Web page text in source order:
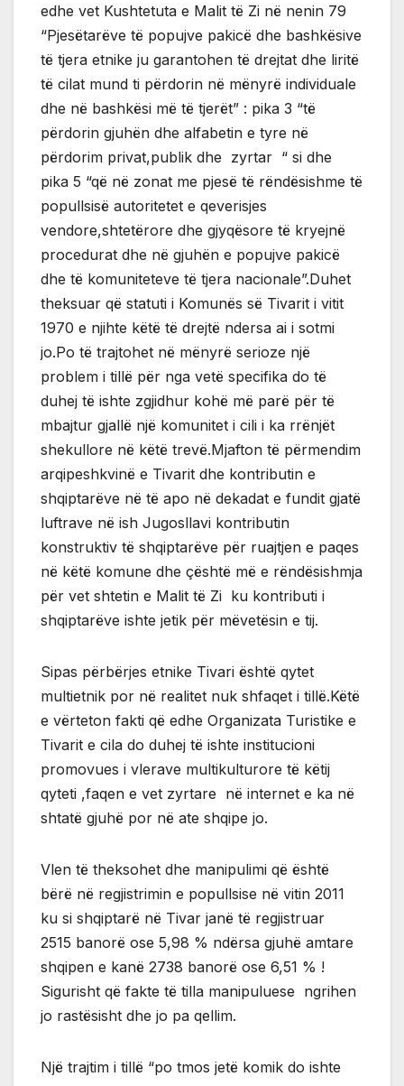
edhe vet Kushtetuta e Malit të Zi në nenin 79
“Pjesëtarëve të popujve pakicë dhe bashkësive
të tjera etnike ju garantohen të drejtat dhe liritë
të cilat mund ti përdorin në mënyrë individuale
dhe në bashkësi më të tjerët” : pika 3 “të
përdorin gjuhën dhe alfabetin e tyre në
përdorim privat,publik dhe zyrtar “ si dhe
pika 5 “që në zonat me pjesë të rëndësishme të
popullsisë autoritetet e qeverisjes
vendore,shtetërore dhe gjyqësore të kryejnë
procedurat dhe në gjuhën e popujve pakicë
dhe të komuniteteve të tjera nacionale”.Duhet
theksuar që statuti i Komunës së Tivarit i vitit
1970 e njihte këtë të drejtë ndersa ai i sotmi
jo.Po të trajtohet në mënyrë serioze një
problem i tillë për nga vetë specifika do të
duhej të ishte zgjidhur kohë më parë për të
mbajtur gjallë një komunitet i cili i ka rrënjët
shekullore në këtë trevë.Mjafton të përmendim
arqipeshkvinë e Tivarit dhe kontributin e
shqiptarëve në të apo në dekadat e fundit gjatë
luftrave në ish Jugosllavi kontributin
konstruktiv të shqiptarëve për ruajtjen e paqes
në këtë komune dhe çështë më e rëndësishmja
për vet shtetin e Malit të Zi ku kontributi i
shqiptarëve ishte jetik për mëvetësin e tij.
Sipas përbërjes etnike Tivari është qytet
multietnik por në realitet nuk shfaqet i tillë.Këtë
e vërteton fakti që edhe Organizata Turistike e
Tivarit e cila do duhej të ishte institucioni
promovues i vlerave multikulturore të këtij
qyteti ,faqen e vet zyrtare në internet e ka në
shtatë gjuhë por në ate shqipe jo.
Vlen të theksohet dhe manipulimi që është
bërë në regjistrimin e popullsise në vitin 2011
ku si shqiptarë në Tivar janë të regjistruar
2515 banorë ose 5,98 % ndërsa gjuhë amtare
shqipen e kanë 2738 banorë ose 6,51 % !
Sigurisht që fakte të tilla manipuluese ngrihen
jo rastësisht dhe jo pa qellim.
Një trajtim i tillë “po tmos jetë komik do ishte